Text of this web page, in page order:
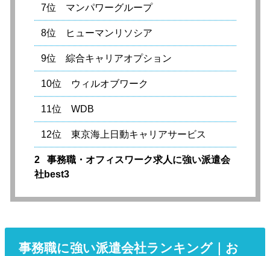
7位 マンパワーグループ
8位 ヒューマンリソシア
9位 綜合キャリアオプション
10位 ウィルオブワーク
11位 WDB
12位 東京海上日動キャリアサービス
2
事務職・オフィスワーク求人に強い派遣会
社best3
事務職に強い派遣会社ランキング｜お